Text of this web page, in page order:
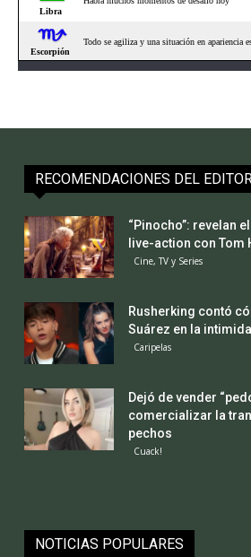
RECOMENDACIONES DEL
“Pinocho”: revelan
live-action con Tom
Cine, TV y Series
Rusherking contó
Suárez en la
Caripelas
Dejó de vender
comercializar la
pechos
Cuack!
NOTICIAS POPULARES